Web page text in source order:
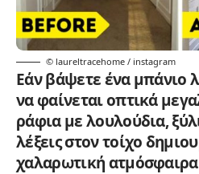
© laureltracehome / instagram
Εάν βάψετε ένα μπάνιο
να φαίνεται οπτικά
ράφια με λουλούδια,
λέξεις στον τοίχο
χαλαρωτική